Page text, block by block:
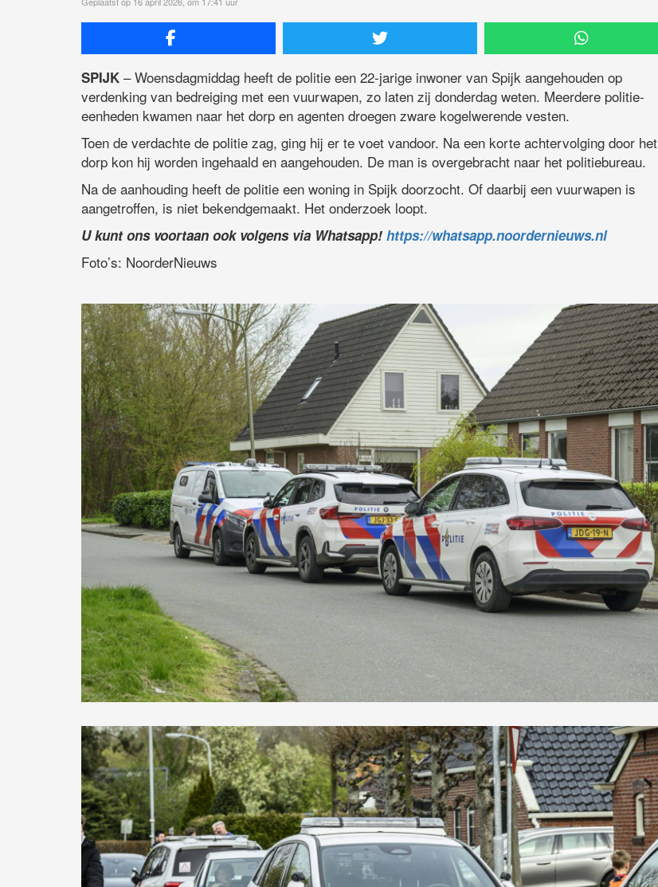
SPIJK – Woensdagmiddag heeft de politie een 22-jarige inwoner van Spijk aangehouden op
verdenking van bedreiging met een vuurwapen, zo laten zij donderdag weten. Meerdere politie-
eenheden kwamen naar het dorp en agenten droegen zware kogelwerende vesten.
Toen de verdachte de politie zag, ging hij er te voet vandoor. Na een korte achtervolging door het
dorp kon hij worden ingehaald en aangehouden. De man is overgebracht naar het politiebureau.
Na de aanhouding heeft de politie een woning in Spijk doorzocht. Of daarbij een vuurwapen is
aangetroffen, is niet bekendgemaakt. Het onderzoek loopt.
U kunt ons voortaan ook volgens via Whatsapp! https://whatsapp.noordernieuws.nl
Foto’s: NoorderNieuws